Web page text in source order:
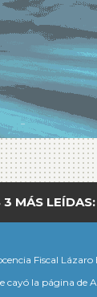
3 MÁS LEÍDAS:
Fiscal Lázaro
cayó la página de